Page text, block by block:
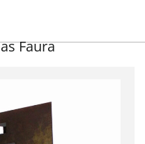
Faura